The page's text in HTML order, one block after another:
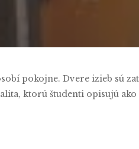
pokojne. Dvere izieb sú
ktorú študenti opisujú ako